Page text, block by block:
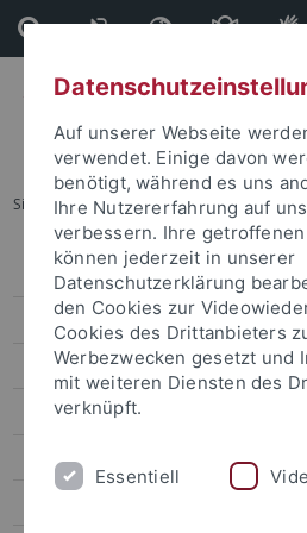
Direkt
zum
Inhalt
Direkt
zur
Fußleiste
Sie sind hier: Startseite ...
Pressemitteilungen
Archiv
attempto online
Newsletter Uni Tübingen aktuell
Auf unserer Webseite
verwendet. Einige davon
benötigt, während es uns
Ihre Nutzererfahrung auf
verbessern. Ihre
können jederzeit in unserer
Datenschutzerklärung
den Cookies zur
Cookies des Drittanbieters
Werbezwecken gesetzt und
mit weiteren Diensten des
verknüpft.
Essentiell